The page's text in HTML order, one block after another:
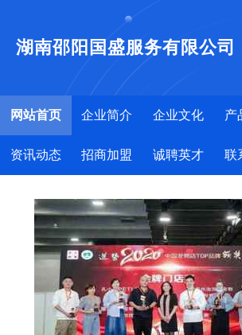
湖南邵阳国盛服务有限公司
网站首页 企业简介 企业文化 产
资讯动态 招商加盟 诚聘英才 联